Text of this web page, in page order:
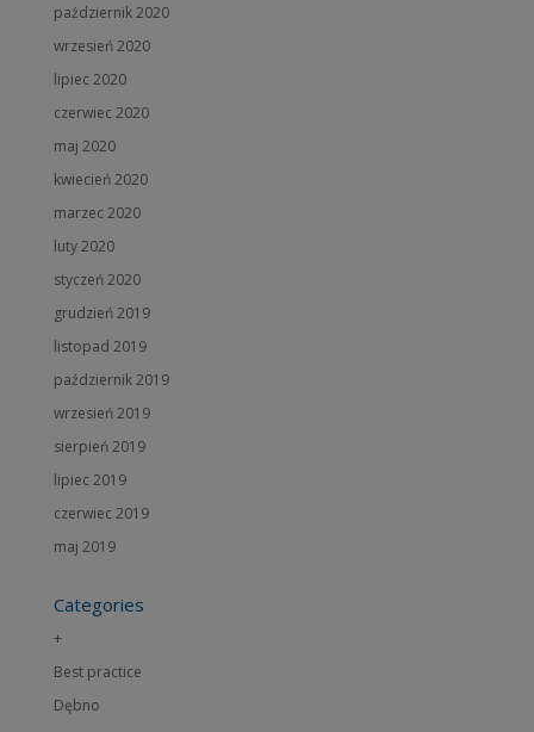
październik 2020
wrzesień 2020
lipiec 2020
czerwiec 2020
maj 2020
kwiecień 2020
marzec 2020
luty 2020
styczeń 2020
grudzień 2019
listopad 2019
październik 2019
wrzesień 2019
sierpień 2019
lipiec 2019
czerwiec 2019
maj 2019
Categories
+
Best practice
Dębno